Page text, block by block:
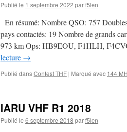
Publié le 1 septembre 2022 parf5len
En résumé: Nombre QSO: 757
pays contactés: 19 Nombre de grands
973 km Ops: HB9EOU, F1HLH,
lecture →
Publié dansContest THF | Marqué avec 144
IARU VHF R1 2018
Publié le 6 septembre 2018 parf5len